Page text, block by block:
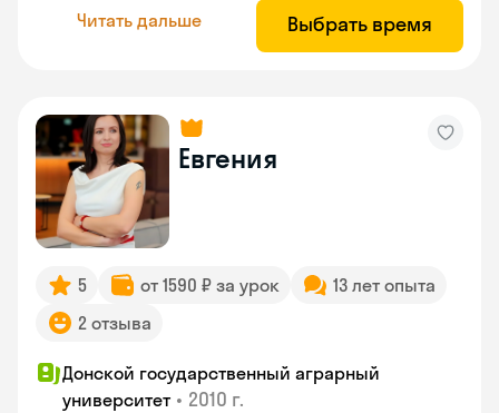
Читать дальше Выбрать время
Евгения
5 от 1590 ₽ за урок
13 лет опыта
2 отзыва
Донской государственный аграрный
университет • 2010 г.